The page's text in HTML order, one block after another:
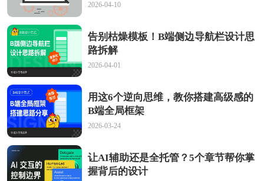
2026-04-10
告别枯燥模板！B端侧边导航栏设计思
路拆解
2026-04-01
用这6个逆向思维，教你搭建高级感的
B端全局框架
2026-03-24
让AI辅助还是全托管？5个章节帮你掌
握背后的设计